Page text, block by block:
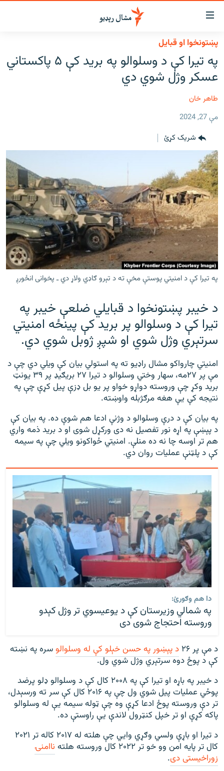
د
لاسرسي
ځای
پاڼې
ته
شئ
عمومي
کورپاڼې
ته
لاړ
شئ
لټون
ته
ورشئ
لنډ خبرونه
بلوچستان
پاکستان
افغانستان
نړۍ
ځانګړې مرکې، شننې
انځور او ویډیو
اوونیزې خپرونې
۱۴ ساعته راډیويي خپرونې
Gandhara
موږ وڅارئ
د ازادې اروپا راډیو ټولې ووبپاڼې
پښتونخوا او قبایل
په تیرا کې د وسلوالو په برید کې ۵ پاکستاني‌
عسکر وژل شوي دي
طاهر خان
مې 27, 2024
شریک کړئ
په تیرا کې د امنیتي پوستې مخې ته د تېرو ګاډي ولاړ دي ـ پخوانی انځورږ
د خیبر پښتونخوا د قبایلي ضلعې خیبر په
تیرا کې د وسلوالو پر برید کې پینځه امنیتي
سرتېري وژل شوي او شپږ ژوبل شوي دي.
امنیتي چارواکو مشال راډیو ته په استولي بیان کې ویلي دي چې د
مې پر ۲۷مه، سهار وختي وسلوالو د تیرا ۲۷ بریګیډ پر ۳۹ یونټ
برید وکړ چې وروسته دواړو خواو پر یو بل ډزې پيل کړې چې په
نتیجه کې یې هغه مرګژبله واوښته.
په بیان کې د درې وسلوالو د وژنې ادعا هم شوې ده. په بیان کې
د پېښې په اړه نور تفصیل نه دی ورکړل شوی او د برید ذمه واري
هم تر اوسه چا نه ده منلې. امنیتي ځواکونو ویلي چې په سیمه
کې د پلټنې عملیات روان دي.
دا هم وګورئ:
په شمالي وزیرستان کې د یوعیسوي تر وژل کېدو
وروسته احتجاج شوی دی
د مې پر ۲۶ د پېښور په حسن خېلو کې له وسلوالوسره په نښته
کې د پوځ دوه سرتېري وژل شوي ول.
د خیبر په باړه او تیرا کې په ۲۰۰۸ کال کې د وسلوالو ډلو پرضد
پوځي عملیات پیل شوي ول چې په ۲۰۱۶ کال کې سر ته ورسېدل،
تر دې وروسته پوځ ادعا کړې وه چې ټوله سیمه یې له وسلوالو
پاکه کړې او تر خپل کنټرول لاندې یې راوستې ده.
د تیرا او باړې ولسي وګړي وایي چې هلته له ۲۰۱۷ کاله تر ۲۰۲۱
کال تر پایه امن وو خو تر ۲۰۲۲ کال وروسته هلته
ناامنۍ
زوراخیستی دی.